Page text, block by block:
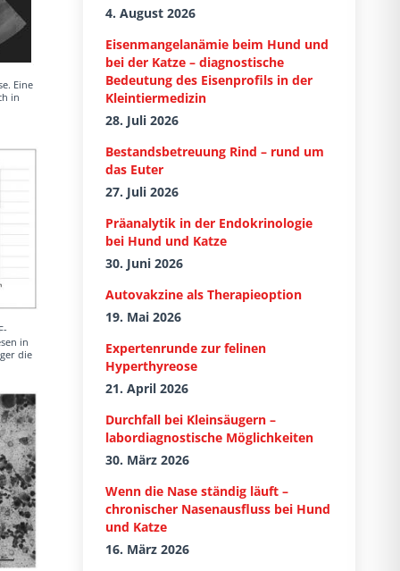
Eine
in
in
die
4. August 2026
Eisenmangelanämie beim Hund und
bei der Katze – diagnostische
Bedeutung des Eisenprofils in der
Kleintiermedizin
28. Juli 2026
Bestandsbetreuung Rind – rund um
das Euter
27. Juli 2026
Präanalytik in der Endokrinologie
bei Hund und Katze
30. Juni 2026
Autovakzine als Therapieoption
19. Mai 2026
Expertenrunde zur felinen
Hyperthyreose
21. April 2026
Durchfall bei Kleinsäugern –
labordiagnostische Möglichkeiten
30. März 2026
Wenn die Nase ständig läuft –
chronischer Nasenausfluss bei Hund
und Katze
16. März 2026